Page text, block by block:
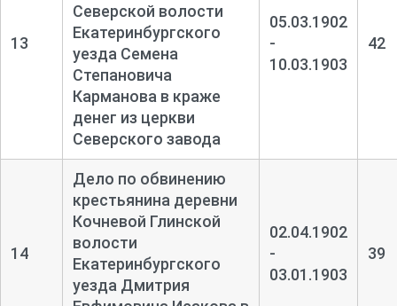
13
Северской волости
Екатеринбургского
уезда Семена
Степановича
Карманова в краже
денег из церкви
Северского завода
05.03.1902
-
10.03.1903
42
14
Дело по обвинению
крестьянина деревни
Кочневой Глинской
волости
Екатеринбургского
уезда Дмитрия
02.04.1902
-
03.01.1903
39